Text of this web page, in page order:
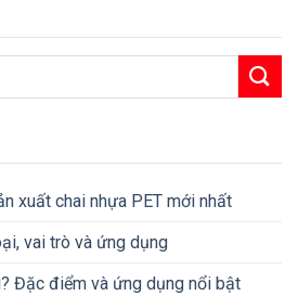
xuất chai nhựa PET mới nhất
vai trò và ứng dụng
Đặc điểm và ứng dụng nổi bật